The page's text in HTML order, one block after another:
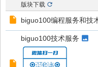
版块下载
biguo100编程服务和技
biguo100技术服务